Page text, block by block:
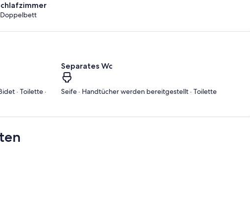
Doppelbett
· Toilette ·
Separates Wc
Seife · Handtücher werden bereitgestellt · Toilette